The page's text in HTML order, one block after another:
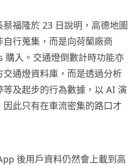
福隆於 23 日說明，高德地圖
行蒐集，而是向荷蘭廠商
購入。交通燈倒數計時功能亦
通燈資料庫，而是透過分析
及起步的行為數據，以 AI 演
此只有在車流密集的路口才
後用戶資料仍然會上載到高